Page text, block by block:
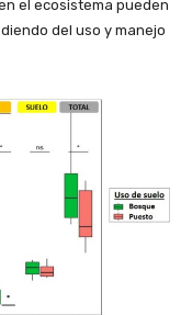
el ecosistema pueden
del uso y manejo